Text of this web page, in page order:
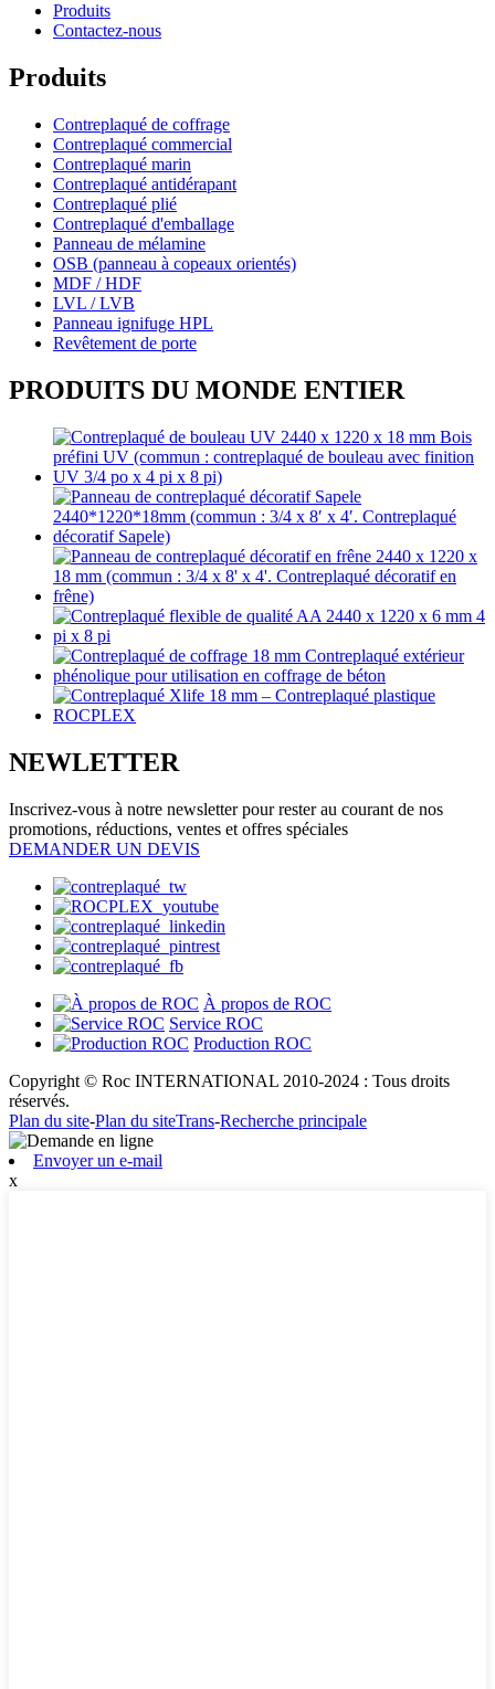
Produits
Contactez-nous
Produits
Contreplaqué de coffrage
Contreplaqué commercial
Contreplaqué marin
Contreplaqué antidérapant
Contreplaqué plié
Contreplaqué d'emballage
Panneau de mélamine
OSB (panneau à copeaux orientés)
MDF / HDF
LVL / LVB
Panneau ignifuge HPL
Revêtement de porte
PRODUITS DU MONDE ENTIER
NEWLETTER
Inscrivez-vous à notre newsletter pour rester au courant de nos
promotions, réductions, ventes et offres spéciales
DEMANDER UN DEVIS
À propos de ROC
Service ROC
Production ROC
Copyright © Roc INTERNATIONAL 2010-2024 : Tous droits
réservés.
Plan du site-Plan du siteTrans-Recherche principale
Envoyer un e-mail
x